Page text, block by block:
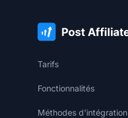
Tarifs
Fonctionnalités
Méthodes d'intégration